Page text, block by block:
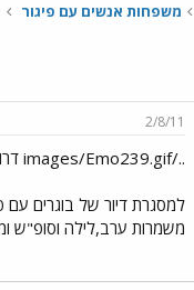
משפחות אנשים עם פיגור
2/8/11
../images/Emo239.gif דרושים:
למסגרת דיור של בוגרים עם
משמרות ערב,לילה וסופ"ש